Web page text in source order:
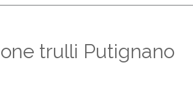
trulli Putignano